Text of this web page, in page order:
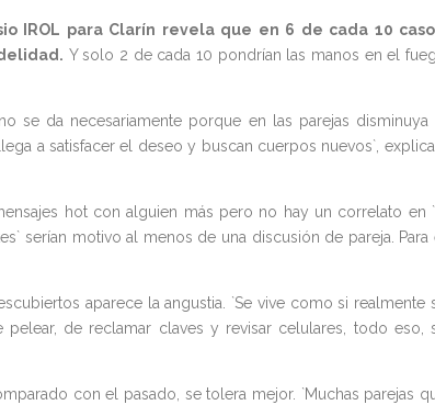
IROL para Clarín revela que en 6 de cada 10
Y solo 2 de cada 10 pondrían las manos en el
se da necesariamente porque en las parejas disminuya
a satisfacer el deseo y buscan cuerpos nuevos`,
hot con alguien más pero no hay un correlato en
serían motivo al menos de una discusión de pareja. Para
aparece la angustia. `Se vive como si realmente
de reclamar claves y revisar celulares, todo eso,
con el pasado, se tolera mejor. `Muchas parejas